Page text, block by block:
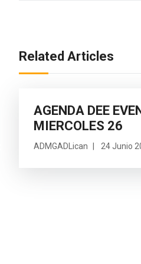
Related Articles
AGENDA DEE
MIERCOLES 26
ADMGADLican 24 Junio